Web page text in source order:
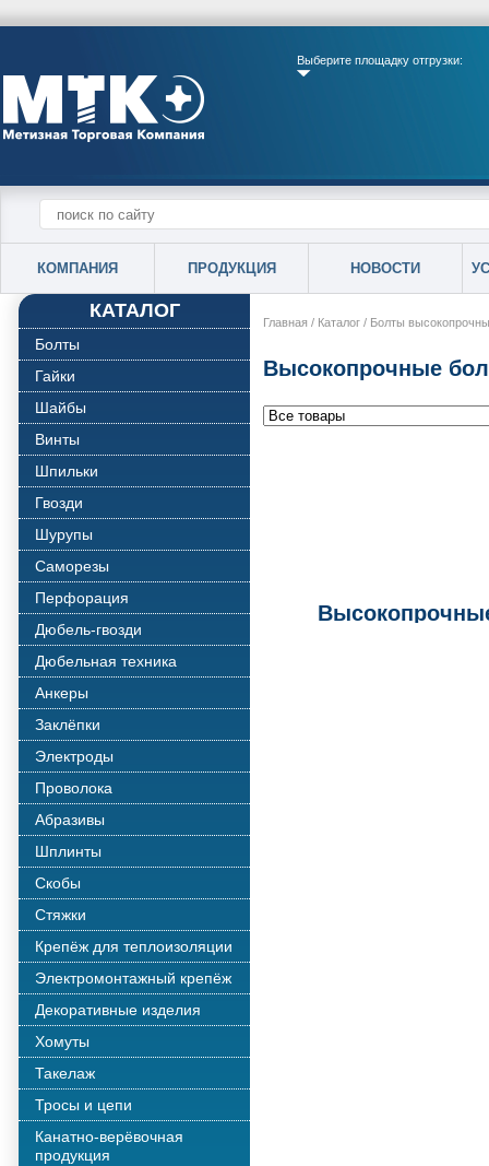
Выберите площадку отгрузки:
КОМПАНИЯ ПРОДУКЦИЯ НОВОСТИ
КАТАЛОГ
Болты
Гайки
Шайбы
Винты
Шпильки
Гвозди
Шурупы
Саморезы
Перфорация
Дюбель-гвозди
Дюбельная техника
Анкеры
Заклёпки
Электроды
Проволока
Абразивы
Шплинты
Скобы
Стяжки
Крепёж для теплоизоляции
Электромонтажный крепёж
Декоративные изделия
Хомуты
Такелаж
Тросы и цепи
Канатно-верёвочная
продукция
Главная / Каталог / Болты
Высокопрочные